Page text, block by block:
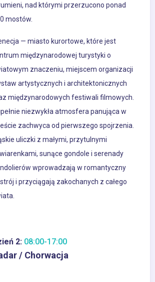
nad którymi przerzucono ponad
mostów.
— miasto kurortowe, które jest
międzynarodowej turystyki o
znaczeniu, miejscem organizacji
artystycznych i architektonicznych
międzynarodowych festiwali filmowych.
niezwykła atmosfera panująca w
zachwyca od pierwszego spojrzenia.
uliczki z małymi, przytulnymi
sunące gondole i serenady
wprowadzają w romantyczny
i przyciągają zakochanych z całego
2: 08:00-17:00
/ Chorwacja